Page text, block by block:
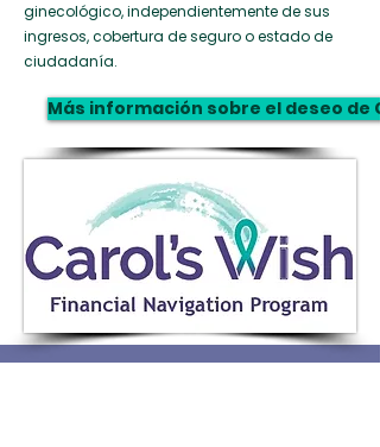
ginecológico, independientemente de sus
ingresos, cobertura de seguro o estado de
ciudadanía.
Más información sobre el deseo de